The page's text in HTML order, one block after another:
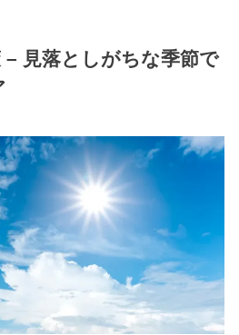
– 見落としがちな季節で